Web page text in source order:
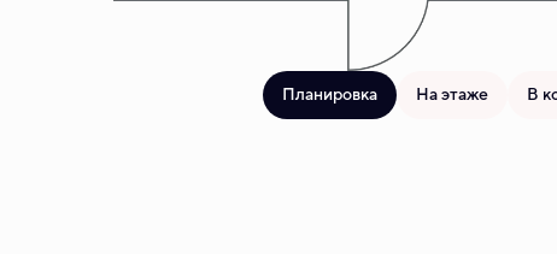
Планировка На этаже В